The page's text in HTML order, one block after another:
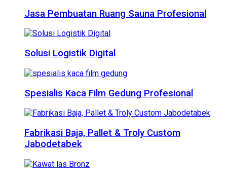
Jasa Pembuatan Ruang Sauna Profesional
Solusi Logistik Digital
Spesialis Kaca Film Gedung Profesional
Fabrikasi Baja, Pallet & Troly Custom
Jabodetabek